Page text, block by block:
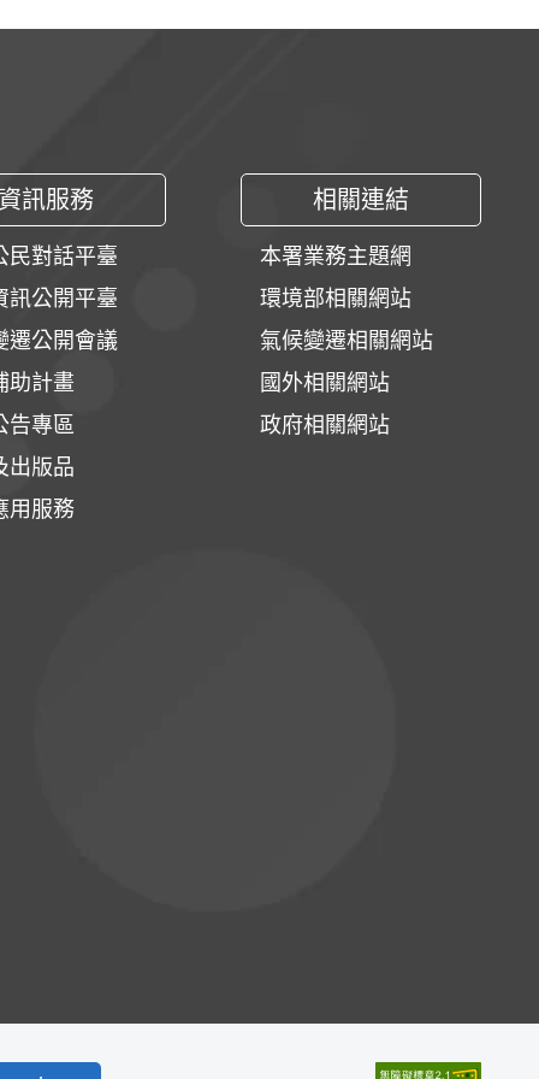
訊服務
民對話平臺
訊公開平臺
遷公開會議
助計畫
告專區
出版品
用服務
相關連結
本署業務主題網
環境部相關網站
氣候變遷相關網站
國外相關網站
政府相關網站